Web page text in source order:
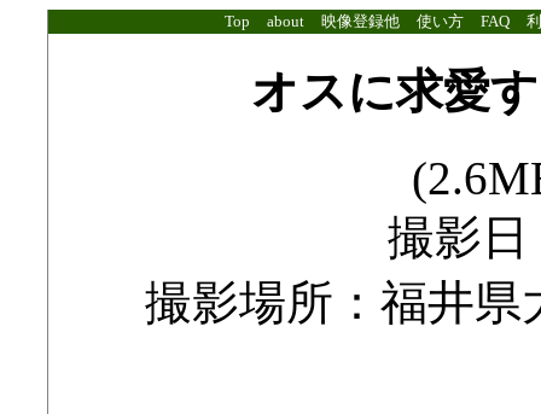
Top about 映像登録他 使い方 FAQ
オスに求愛
撮影日
撮影場所：福井